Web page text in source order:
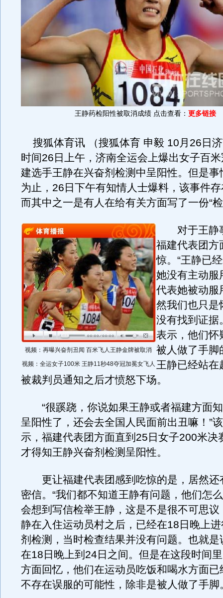
王静药检阳性被取消成绩 点击查看： 更多链接
搜狐体育讯 （搜狐体育 申毅 10月26日
时间26日上午，济南全运会上爆出女子百
建选手王静在兴奋剂检测中呈阳性。但是事
为止，26日下午有知情人士爆料，该事件
而其中之一是有人在给有关方面写了一份“
视频：再曝兴奋剂丑闻 百米飞人王静金牌被取消
视频：全运女子100米 王静11秒48夺冠加冕女飞人
对于王静
福建代表团方
惊。“王静已
她没有主动服
代表她被动服
然我们也只是
没有找到证据
表示，他们怀
被人做了手脚
王静已经站在
被裁判员通知之后才愤怒下场。
“很蹊跷，你说如果王静或者福建方面
呈阳性了，还会去全国人民面前出丑嘛！”
示，福建代表团方面直到25日女子200米决
才得知王静兴奋剂检测呈阳性。
更让福建代表团感到吃惊的是，居然还
密信。“我们都不知道王静有问题，他们怎
会想到写信检举王静，这是不是很不可思议
静在入住运动员村之后，已经在18日晚上
剂检测，当时检查结果并没有问题。也就是
在18日晚上到24日之间。但是在这段时间
方面回忆，他们在运动员吃饭和喝水方面已
不存在误服的可能性，除非是被人做了手脚